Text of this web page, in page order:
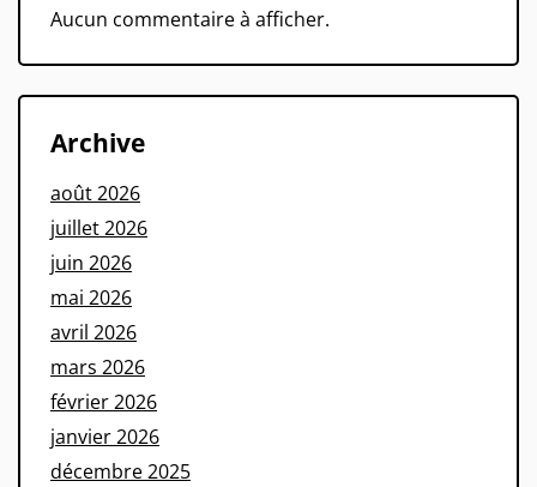
Aucun commentaire à afficher.
Archive
août 2026
juillet 2026
juin 2026
mai 2026
avril 2026
mars 2026
février 2026
janvier 2026
décembre 2025